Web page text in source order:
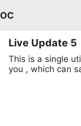
Live Update 5
This is a single
you , which can